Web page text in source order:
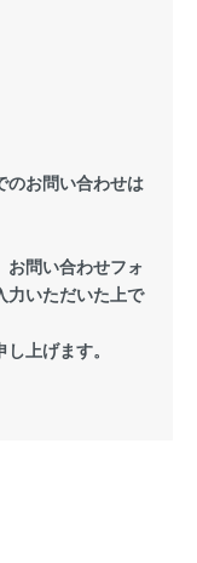
のお問い合わせは
問い合わせフォ
力いただいた上で
上げます。